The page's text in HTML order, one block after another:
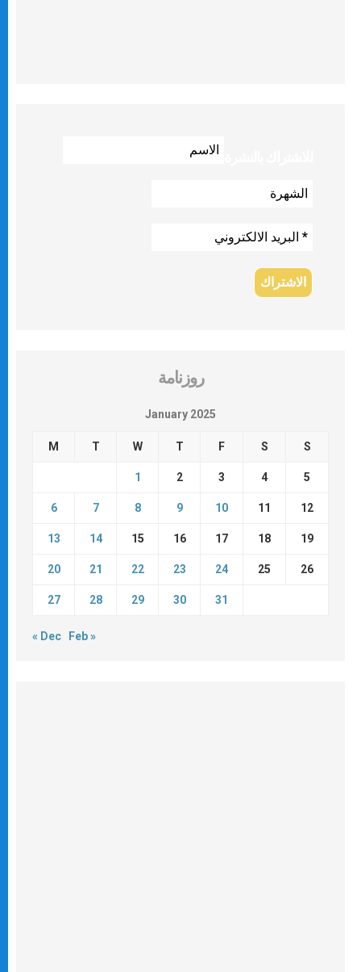
روزنامة
January 2025
M T W T F S S
1 2 3 4 5
6 7 8 9 10 11 12
13 14 15 16 17 18 19
20 21 22 23 24 25 26
27 28 29 30 31
« Dec Feb »